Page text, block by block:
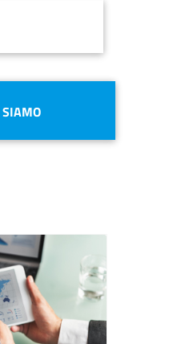
le
SIAMO